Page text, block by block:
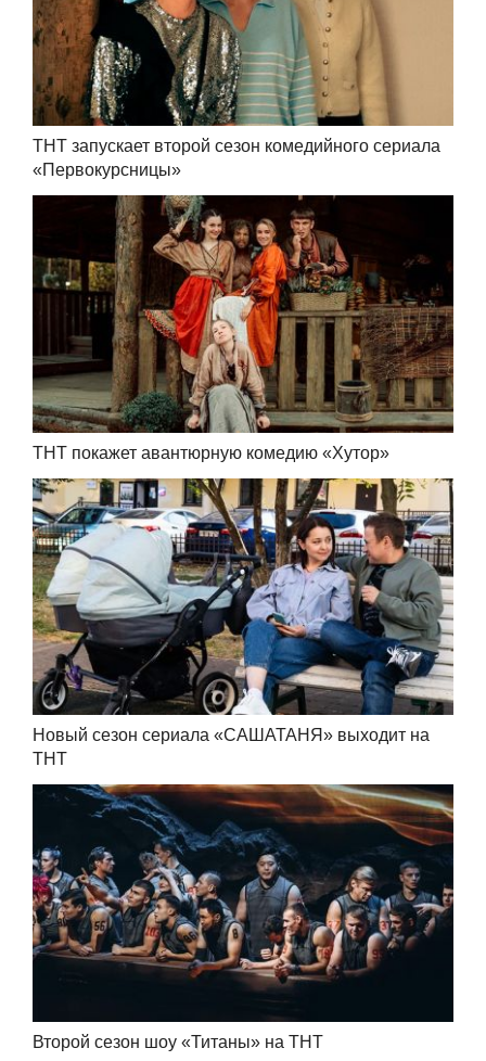
ТНТ запускает второй сезон комедийного сериала
«Первокурсницы»
ТНТ покажет авантюрную комедию «Хутор»
Новый сезон сериала «САШАТАНЯ» выходит на
ТНТ
Второй сезон шоу «Титаны» на ТНТ